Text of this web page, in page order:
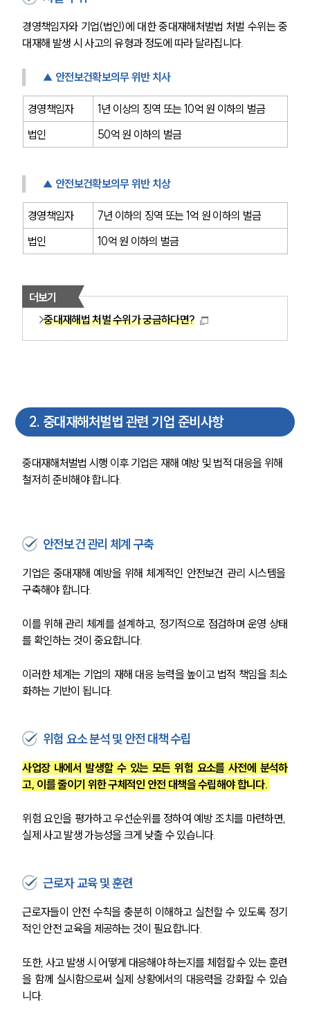
경영책임자와 기업(법인)에 대한 중대재해처벌법 처벌 수위는 중
대재해 발생 시 사고의 유형과 정도에 따라 달라집니다.
▲ 안전보건확보의무 위반 치사
경영책임자
1년 이상의 징역 또는 10억 원 이하의 벌금
법인
50억 원 이하의 벌금
▲ 안전보건확보의무 위반 치상
경영책임자
7년 이하의 징역 또는 1억 원 이하의 벌금
법인
10억 원 이하의 벌금
더보기
중대재해법 처벌 수위가 궁금하다면?
2. 중대재해처벌법 관련 기업 준비사항
중대재해처벌법 시행 이후 기업은 재해 예방 및 법적 대응을 위해
철저히 준비해야 합니다.
안전보건 관리 체계 구축
기업은 중대재해 예방을 위해 체계적인 안전보건 관리 시스템을
구축해야 합니다.
이를 위해 관리 체계를 설계하고, 정기적으로 점검하며 운영 상태
를 확인하는 것이 중요합니다.
이러한 체계는 기업의 재해 대응 능력을 높이고 법적 책임을 최소
화하는 기반이 됩니다.
위험 요소 분석 및 안전 대책 수립
사업장 내에서 발생할 수 있는 모든 위험 요소를 사전에 분석하
고, 이를 줄이기 위한 구체적인 안전 대책을 수립해야 합니다.
위험 요인을 평가하고 우선순위를 정하여 예방 조치를 마련하면,
실제 사고 발생 가능성을 크게 낮출 수 있습니다.
근로자 교육 및 훈련
근로자들이 안전 수칙을 충분히 이해하고 실천할 수 있도록 정기
적인 안전 교육을 제공하는 것이 필요합니다.
또한, 사고 발생 시 어떻게 대응해야 하는지를 체험할 수 있는 훈련
을 함께 실시함으로써 실제 상황에서의 대응력을 강화할 수 있습
니다.